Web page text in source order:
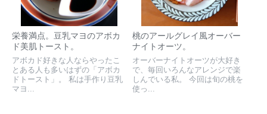
栄養満点。豆乳マヨのアボカ
ド美肌トースト。
アボカド好きな人ならやったこ
とある人も多いはずの「アボカ
ドトースト」。 私は手作り豆乳
マヨ...
桃のアールグレイ風オーバー
ナイトオーツ。
オーバーナイトオーツが大好き
で、毎回いろんなアレンジで楽
しんでいる私。 今回は旬の桃を
使っ...